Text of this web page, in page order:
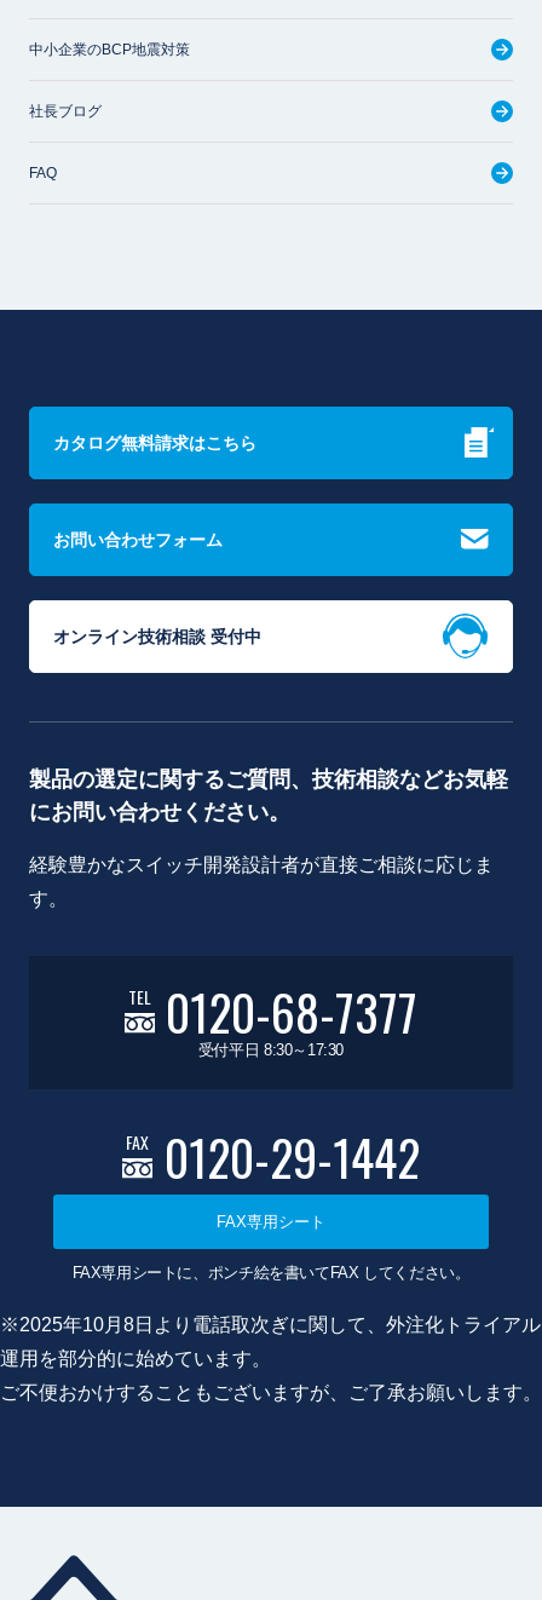
中小企業のBCP地震対策
社長ブログ
FAQ
カタログ無料請求はこちら
お問い合わせフォーム
オンライン技術相談 受付中
製品の選定に関するご質問、技術相談などお気軽
にお問い合わせください。
経験豊かなスイッチ開発設計者が直接ご相談に応じま
す。
TEL 0120-68-7377
受付平日 8:30～17:30
FAX 0120-29-1442
FAX専用シート
FAX専用シートに、ポンチ絵を書いてFAX してください。
※2025年10月8日より電話取次ぎに関して、外注化トライアル
運用を部分的に始めています。
ご不便おかけすることもございますが、ご了承お願いします。